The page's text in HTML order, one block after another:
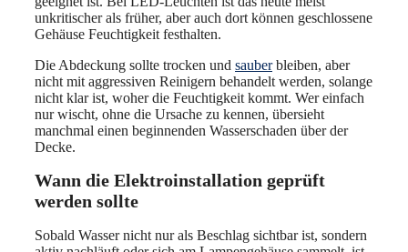
unkritischer als früher, aber auch dort können geschlossene
Gehäuse Feuchtigkeit festhalten.
Die Abdeckung sollte trocken und sauberbleiben, aber
nicht mit aggressiven Reinigern behandelt werden, solange
nicht klar ist, woher die Feuchtigkeit kommt. Wer einfach
nur wischt, ohne die Ursache zu kennen, übersieht
manchmal einen beginnenden Wasserschaden über der
Decke.
Wann die Elektroinstallation geprüft
werden sollte
Sobald Wasser nicht nur als Beschlag sichtbar ist, sondern